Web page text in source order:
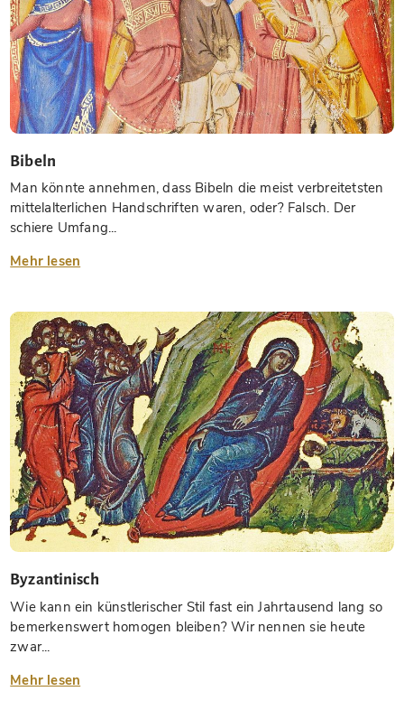
Bibeln
Man könnte annehmen, dass Bibeln die meist verbreitetsten
mittelalterlichen Handschriften waren, oder? Falsch. Der
schiere Umfang...
Mehr lesen
Byzantinisch
Wie kann ein künstlerischer Stil fast ein Jahrtausend lang so
bemerkenswert homogen bleiben? Wir nennen sie heute
zwar...
Mehr lesen